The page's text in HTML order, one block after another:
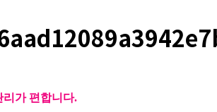
리가 편합니다.